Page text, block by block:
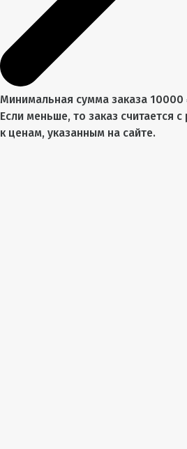
Минимальная сумма заказа 10000
Если меньше, то заказ считается
к ценам, указанным на сайте.